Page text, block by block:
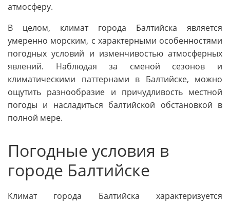
атмосферу.
В целом, климат города Балтийска является
умеренно морским, с характерными особенностями
погодных условий и изменчивостью атмосферных
явлений. Наблюдая за сменой сезонов и
климатическими паттернами в Балтийске, можно
ощутить разнообразие и причудливость местной
погоды и насладиться балтийской обстановкой в
полной мере.
Погодные условия в
городе Балтийске
Климат города Балтийска характеризуется